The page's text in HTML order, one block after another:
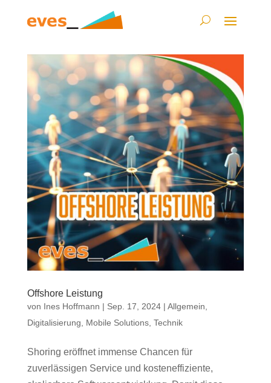
Offshore Leistung
von Ines Hoffmann | Sep. 17, 2024| Allgemein,
Digitalisierung, Mobile Solutions, Technik
Shoring eröffnet immense Chancen für
zuverlässigen Service und kosteneffiziente,